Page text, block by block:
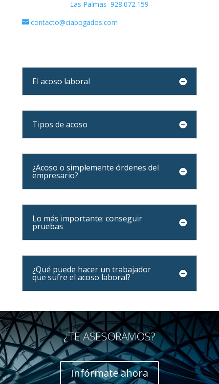
Las Palmas 928.072.159
contacto@ciabogados.com
El acoso laboral
Tipos de acoso
¿Acoso o simplemente órdenes del
empresario?
Lo más importante: conseguir
pruebas
¿Qué puede hacer un trabajador
que sufre el acoso laboral?
¿TE ASESORAMOS?
Infórmate ahora